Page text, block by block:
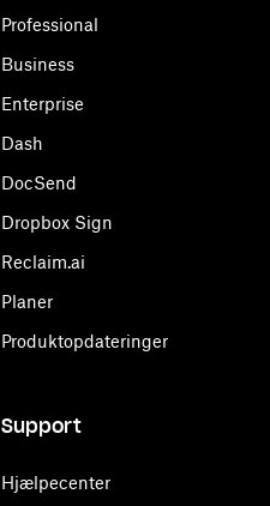
Professional
Business
Enterprise
Dash
DocSend
Dropbox Sign
Reclaim.ai
Planer
Produktopdateringer
Support
Hjælpecenter